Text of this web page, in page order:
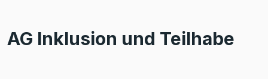
AG Inklusion und Teilhabe